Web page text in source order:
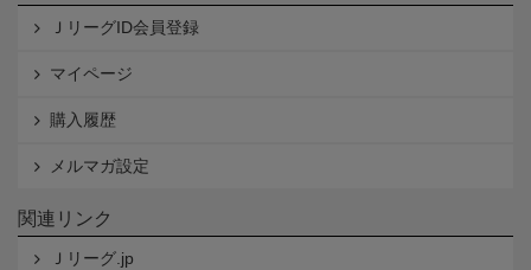
ＪリーグID会員登録
マイページ
購入履歴
メルマガ設定
関連リンク
Ｊリーグ.jp